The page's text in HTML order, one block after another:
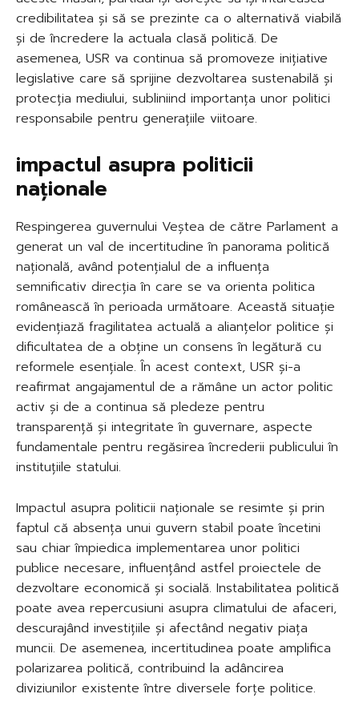
credibilitatea și să se prezinte ca o alternativă viabilă
și de încredere la actuala clasă politică. De
asemenea, USR va continua să promoveze inițiative
legislative care să sprijine dezvoltarea sustenabilă și
protecția mediului, subliniind importanța unor politici
responsabile pentru generațiile viitoare.
impactul asupra politicii
naționale
Respingerea guvernului Veștea de către Parlament a
generat un val de incertitudine în panorama politică
națională, având potențialul de a influența
semnificativ direcția în care se va orienta politica
românească în perioada următoare. Această situație
evidențiază fragilitatea actuală a alianțelor politice și
dificultatea de a obține un consens în legătură cu
reformele esențiale. În acest context, USR și-a
reafirmat angajamentul de a rămâne un actor politic
activ și de a continua să pledeze pentru
transparență și integritate în guvernare, aspecte
fundamentale pentru regăsirea încrederii publicului în
instituțiile statului.
Impactul asupra politicii naționale se resimte și prin
faptul că absența unui guvern stabil poate încetini
sau chiar împiedica implementarea unor politici
publice necesare, influențând astfel proiectele de
dezvoltare economică și socială. Instabilitatea politică
poate avea repercusiuni asupra climatului de afaceri,
descurajând investițiile și afectând negativ piața
muncii. De asemenea, incertitudinea poate amplifica
polarizarea politică, contribuind la adâncirea
diviziunilor existente între diversele forțe politice.